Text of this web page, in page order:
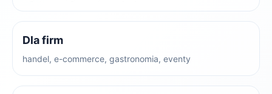
Dla firm
handel, e-commerce, gastronomia, eventy